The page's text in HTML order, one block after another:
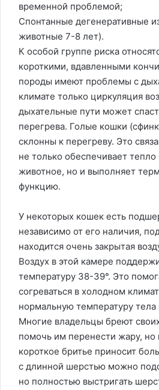
временной проблемой;
Спонтанные дегенеративные
животные 7-8 лет).
К особой группе риска
короткими, вдавленными
породы имеют проблемы с
климате только циркуляция
дыхательные пути может
перегрева. Голые кошки
склонны к перегреву. Это
не только обеспечивает
животное, но и выполняет
функцию.
У некоторых кошек есть
независимо от его наличия,
находится очень закрытая
Воздух в этой камере
температуру 38-39°. Это
согреваться в холодном
нормальную температуру
Многие владельцы бреют
помочь им перенести жару, но
короткое бритье приносит
с длинной шерстью можно
но полностью выстригать